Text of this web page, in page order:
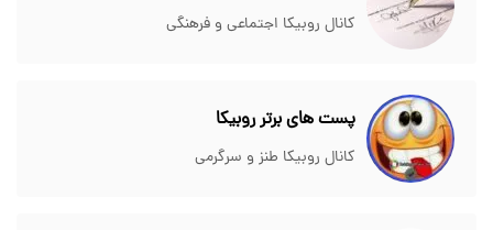
کانال روبیکا اجتماعی و فرهنگی
پست های برتر روبیکا
کانال روبیکا طنز و سرگرمی